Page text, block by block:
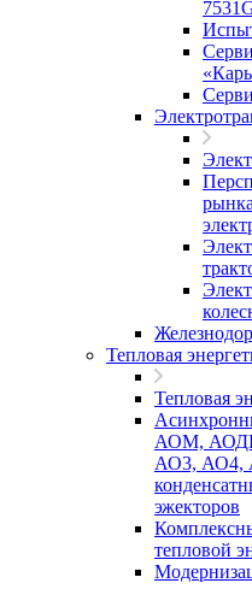
Тепловая
Тепловая
АОМ, АОДН
АО3, АО4,
эжекторов
тепловой